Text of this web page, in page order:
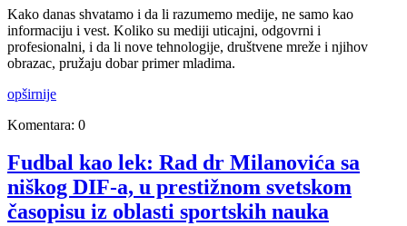
Kako danas shvatamo i da li razumemo medije, ne samo kao
informaciju i vest. Koliko su mediji uticajni, odgovrni i
profesionalni, i da li nove tehnologije, društvene mreže i njihov
obrazac, pružaju dobar primer mladima.
opširnije
Komentara: 0
Fudbal kao lek: Rad dr Milanovića sa
niškog DIF-a, u prestižnom svetskom
časopisu iz oblasti sportskih nauka